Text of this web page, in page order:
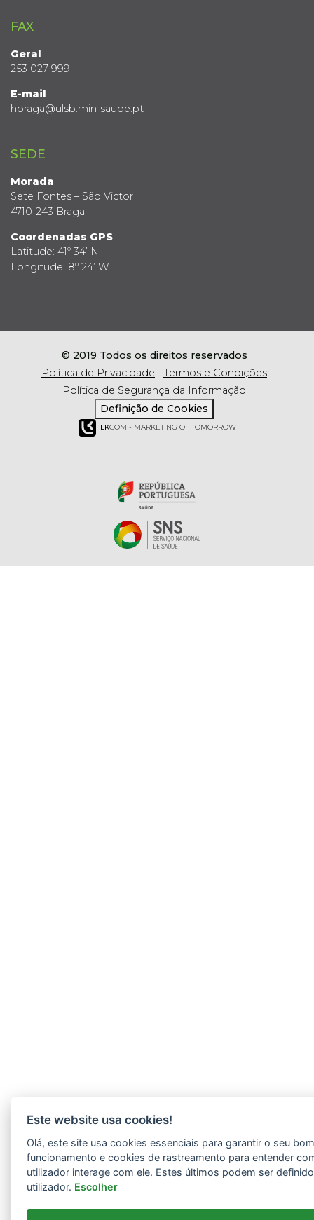
FAX
Geral
253 027 999
E-mail
hbraga@ulsb.min-saude.pt
SEDE
Morada
Sete Fontes – São Victor
4710-243 Braga
Coordenadas GPS
Latitude: 41º 34’ N
Longitude: 8º 24’ W
© 2019 Todos os direitos reservados
Política de Privacidade
Termos e Condições
Política de Segurança da Informação
Definição de Cookies
LKCOM - MARKETING OF TOMORROW
Este website usa cookies!
Olá, este site usa cookies essenciais para garantir o seu
funcionamento e cookies de rastreamento para entender
utilizador interage com ele. Estes últimos podem ser
utilizador. Escolher